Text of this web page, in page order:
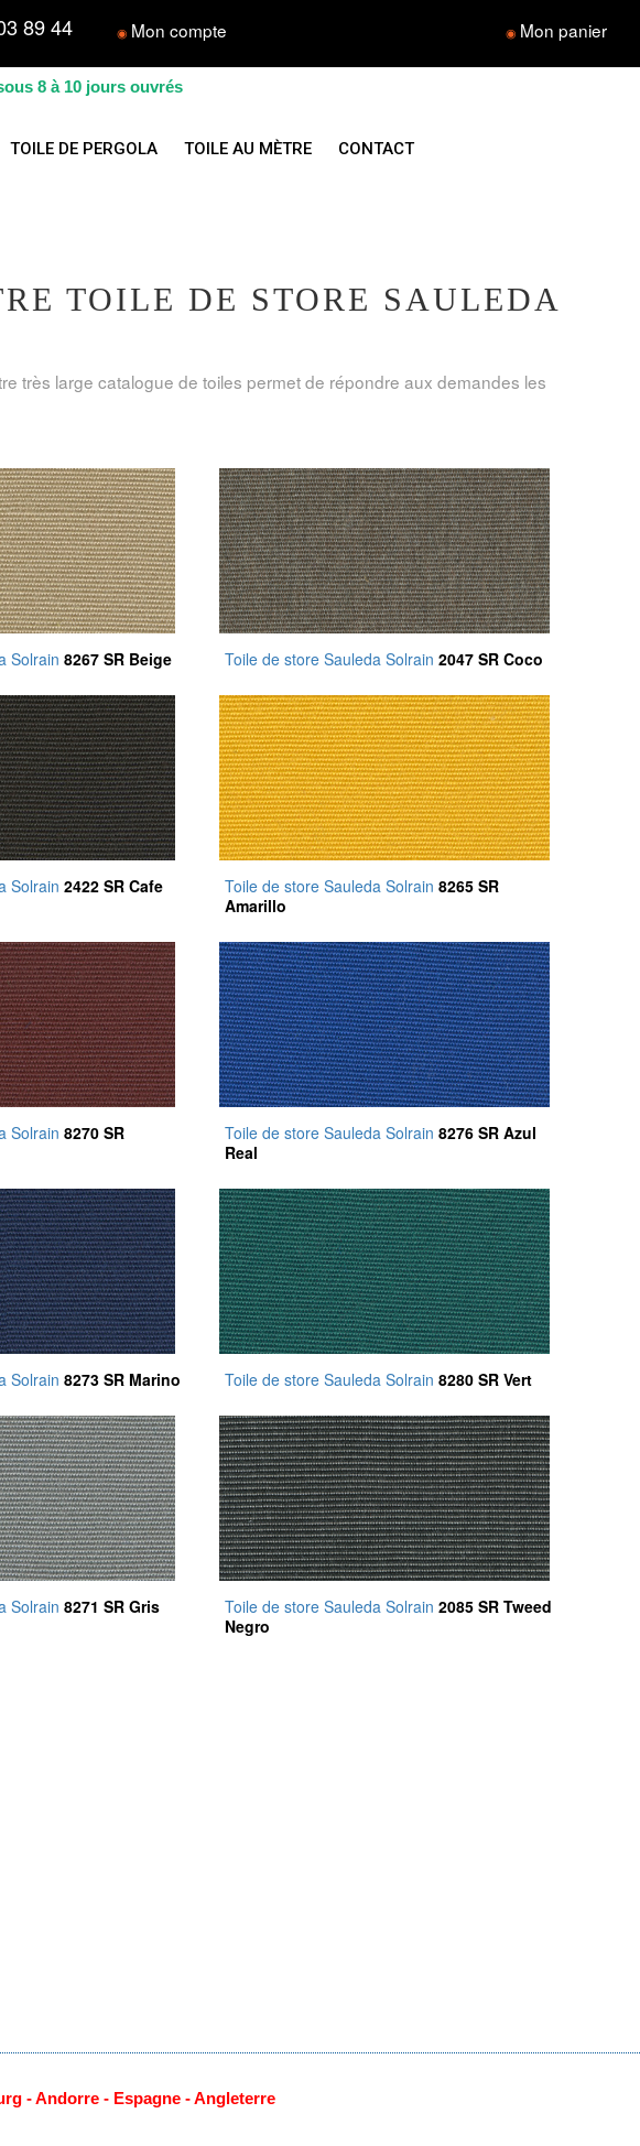
89 44 ◉ Mon compte ◉ Mon panier
8 à 10 jours ouvrés
TOILE DE PERGOLA TOILE AU MÈTRE CONTACT
TOILE DE STORE SAULEDA
très large catalogue de toiles permet de répondre aux demandes les
Solrain 8267 SR Beige Toile de store Sauleda Solrain2047 SR Coco
Solrain 2422 SR Cafe Toile de store Sauleda Solrain8265 SR
Amarillo
Solrain 8270 SR
Toile de store Sauleda Solrain8276 SR Azul
Real
Solrain 8273 SR Marino Toile de store Sauleda Solrain8280 SR Vert
Solrain 8271 SR Gris Toile de store Sauleda Solrain2085 SR Tweed
Negro
- Andorre - Espagne - Angleterre